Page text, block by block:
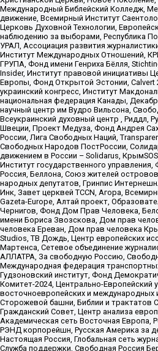
Международный Библейский Колледж,
движение, Всемирный Институт
Церковь Духовной Технологии,
наблюдению за выборами, Республика
УРАЛ, Ассоциация развития
Институт Международных Отношений,
ГРУПА, Фонд имени Генриха Бёлля,
Insider, Институт правовой инициативы
Европы, Фонд Открытой Эстонии, Calvert
украинский конгресс, Институт
национальная федерация Канады,
научный центр им Вудро Вильсона,
Всеукраинский духовный центр , Риддл,
Швеции, Проект Медуза, Фонд Андрея
России, Лига Свободных Наций,
Свободных Народов ПостРоссии,
движением в России – Solidarus,
Институт государственного
Россия, Беллона, Союз жителей
народных депутатов, Гринпис
Инк, Завет церквей TCCN, Агора,
Gazeta-Europe, Алтай проект,
Чернигов, Фонд Дом Прав Человека,
имени Бориса Звозскова, Дом прав
человека Ереван, Дом прав человека
Studios, ТВ Дождь, Центр европейских
Мартенса, Сетевое объединение
АЛЛАТРА, За свободную Россию,
Международная федерация
Гудзоновский институт, Фонд
Комитет-2024, Центрально-Европейский
восточноевропейских и международных
Сторожевой башни, Библии и трактатов
Гражданский Совет, Центр анализа
Академическая сеть Восточная Европа,
РЭНД корпорейшн, Русская Америка за
Настоящая Россия, Глобальная сеть
Служба поддержки, Свободная Россия